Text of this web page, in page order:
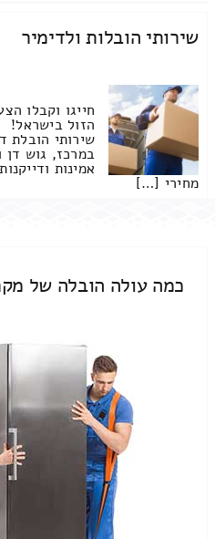
שירותי הובלות ולדימיר
חייגו וקבלו
הזול בישראל!
שירותי הובלת
במרכז, גוש דן
אמינות
מחירי […]
כמה עולה הובלה של